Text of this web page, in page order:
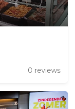
0 reviews